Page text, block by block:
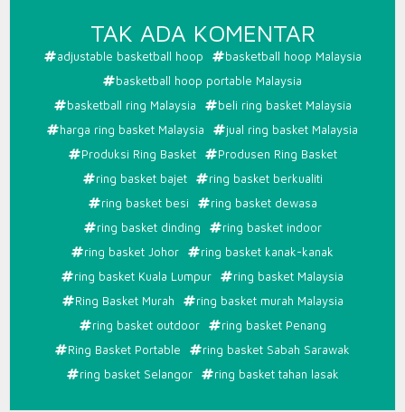
TAK ADA KOMENTAR
adjustable basketball hoop
basketball hoop Malaysia
basketball hoop portable Malaysia
basketball ring Malaysia
beli ring basket Malaysia
harga ring basket Malaysia
jual ring basket Malaysia
Produksi Ring Basket
Produsen Ring Basket
ring basket bajet
ring basket berkualiti
ring basket besi
ring basket dewasa
ring basket dinding
ring basket indoor
ring basket Johor
ring basket kanak-kanak
ring basket Kuala Lumpur
ring basket Malaysia
Ring Basket Murah
ring basket murah Malaysia
ring basket outdoor
ring basket Penang
Ring Basket Portable
ring basket Sabah Sarawak
ring basket Selangor
ring basket tahan lasak